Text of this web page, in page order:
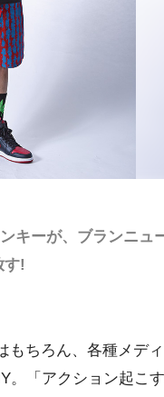
ーが、ブランニュ
す!
ちろん、各種メデ
「アクション起こ